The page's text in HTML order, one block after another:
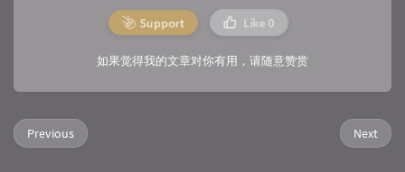
Support Like0
如果觉得我的文章对你有用，请随意赞赏
Next
Previous